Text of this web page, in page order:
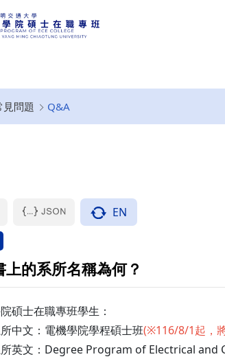
作業辦法
修課規定
基本素養與核心能力
(口試後)論文上傳、送印與離
見問題 Q&A
EN
上的系所名稱為何？
碩士在職專班學生：
中文：電機學院學程碩士班(※116/8/1起，
英文：Degree Program of Electrical